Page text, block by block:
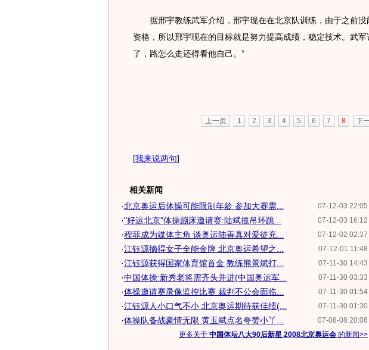
据邢宇教练武军介绍，邢宇现在在北京队训练，由于之前没
资格，所以邢宇现在的目标就是努力提高成绩，稳定技术。武
了，路怎么走还得看他自己。”
上一页 1 2 3 4 5 6 7 8 下
[我来说两句]
相关新闻
07-12-03 22:05
·北京奥运后体操可能限制年龄 参加大赛需...
07-12-03 16:12
·"好运北京"体操蹦床邀请赛:陆斌揽吊环跳...
07-12-02 02:37
·程菲成为媒体主角 谈奥运陆善真对爱徒充...
07-12-01 11:48
·江钰源摘得女子全能金牌 北京奥运希望之...
07-11-30 14:43
·江钰源获得国家体育馆首金 教练熊景斌打...
07-11-30 03:33
·中国体操:新秀老将需齐头并进(中国奥运军...
07-11-30 01:54
·体操邀请赛录像监控比赛 裁判不公会面临...
07-11-30 01:30
·江钰源人小口气不小 北京奥运期待获佳绩(...
07-08-08 20:08
·体操队备战豪情无限 黄玉斌点名夸赞小丫...
更多关于 中国体坛八大90后新星 2008北京奥运会 的新闻>>